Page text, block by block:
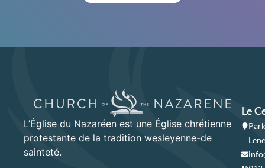
L’Église du Nazaréen est une Église chrétienne
protestante de la tradition wesleyenne-de
sainteté.
Le